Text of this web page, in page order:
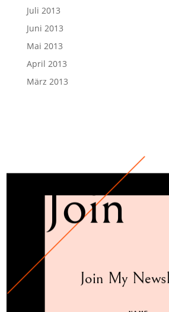
Juli 2013
Juni 2013
Mai 2013
April 2013
März 2013
Join
Join My